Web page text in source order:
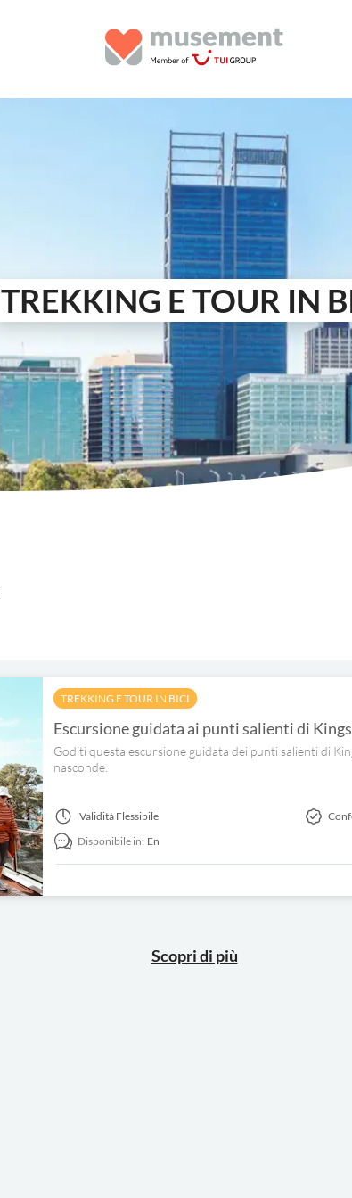
TREKKING E TOUR IN
TREKKING E TOUR IN BICI
Escursione guidata ai punti salienti di
Goditi questa escursione guidata dei punti salienti di
nasconde.
Validità Flessibile
Disponibile in: En
Scopri di più